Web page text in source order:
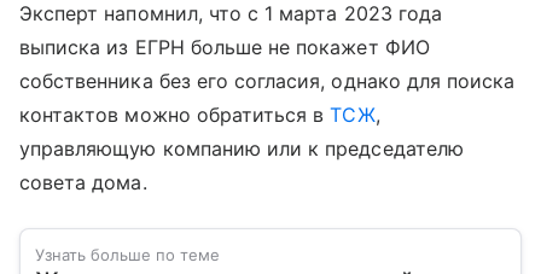
Эксперт напомнил, что с 1 марта 2023 года
выписка из ЕГРН больше не покажет ФИО
собственника без его согласия, однако для поиска
контактов можно обратиться вТСЖ,
управляющую компанию или к председателю
совета дома.
Узнать больше по теме